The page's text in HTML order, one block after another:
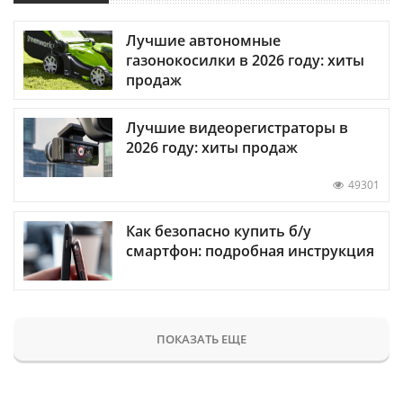
Лучшие автономные
газонокосилки в 2026 году: хиты
продаж
Лучшие видеорегистраторы в
2026 году: хиты продаж
49301
Как безопасно купить б/у
смартфон: подробная инструкция
ПОКАЗАТЬ ЕЩЕ